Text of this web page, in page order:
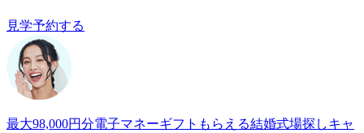
見学予約する
最大98,000円分電子マネーギフトもらえる結婚式場探しキャ